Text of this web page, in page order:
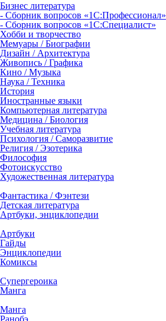
Бизнес литература
- Сборник вопросов «1С:Профессионал»
- Сборник вопросов «1С:Специалист»
Хобби и творчество
Мемуары / Биографии
Дизайн / Архитектура
Живопись / Графика
Кино / Музыка
Наука / Техника
История
Иностранные языки
Компьютерная литература
Медицина / Биология
Учебная литература
Психология / Саморазвитие
Религия / Эзотерика
Философия
Фотоискусство
Художественная литература
Фантастика / Фэнтези
Детская литература
Артбуки, энциклопедии
Артбуки
Гайды
Энциклопедии
Комиксы
Супергероика
Манга
Манга